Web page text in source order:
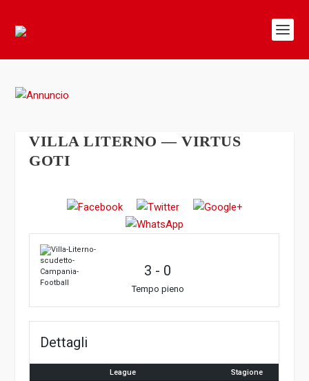
VILLA LITERNO — VIRTUS
GOTI
3 - 0
Tempo pieno
Dettagli
League Stagione